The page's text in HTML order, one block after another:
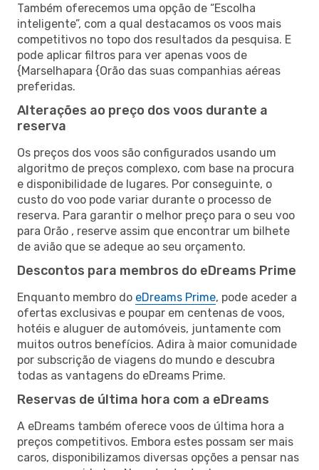
Também oferecemos uma opção de “Escolha
inteligente”, com a qual destacamos os voos mais
competitivos no topo dos resultados da pesquisa. E
pode aplicar filtros para ver apenas voos de
{Marselhapara {Orão das suas companhias aéreas
preferidas.
Alterações ao preço dos voos durante a
reserva
Os preços dos voos são configurados usando um
algoritmo de preços complexo, com base na procura
e disponibilidade de lugares. Por conseguinte, o
custo do voo pode variar durante o processo de
reserva. Para garantir o melhor preço para o seu voo
para Orão , reserve assim que encontrar um bilhete
de avião que se adeque ao seu orçamento.
Descontos para membros do eDreams Prime
Enquanto membro do eDreams Prime, pode aceder a
ofertas exclusivas e poupar em centenas de voos,
hotéis e aluguer de automóveis, juntamente com
muitos outros benefícios. Adira à maior comunidade
por subscrição de viagens do mundo e descubra
todas as vantagens do eDreams Prime.
Reservas de última hora com a eDreams
A eDreams também oferece voos de última hora a
preços competitivos. Embora estes possam ser mais
caros, disponibilizamos diversas opções a pensar nas